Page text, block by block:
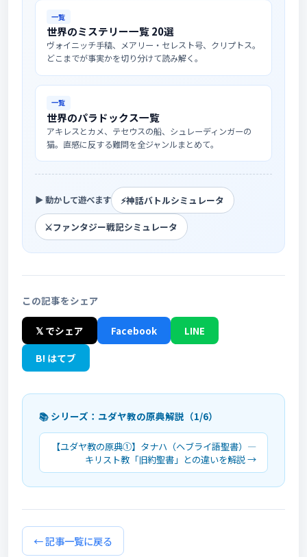
一覧
世界のミステリー一覧 20選
ヴォイニッチ手稿、メアリー・セレスト号、クリプトス。
どこまでが事実かを切り分けて読み解く。
一覧
世界のパラドックス一覧
アキレスとカメ、テセウスの船、シュレーディンガーの
猫。直感に反する難問を全ジャンルまとめて。
▶ 動かして遊べます ⚡神話バトルシミュレータ
⚔️ファンタジー戦記シミュレータ
この記事をシェア
𝕏 でシェア Facebook
LINE
B! はてブ
📚 シリーズ：ユダヤ教の原典解説（1/6）
【ユダヤ教の原典①】タナハ（ヘブライ語聖書）―
キリスト教「旧約聖書」との違いを解説 →
← 記事一覧に戻る